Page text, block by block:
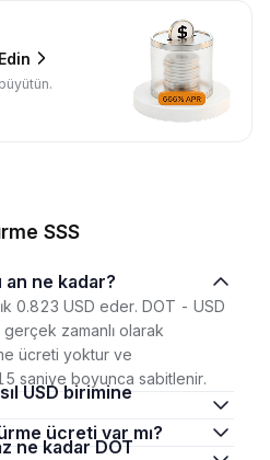
SSS
an ne kadar?
0.823 USD eder. DOT - USD
zamanlı olarak
ücreti yoktur ve
saniye boyunca sabitlenir.
ücreti var mı?